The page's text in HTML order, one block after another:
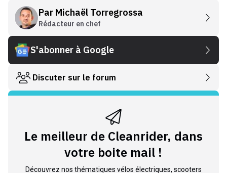
Par Michaël Torregrossa
Rédacteur en chef
S'abonner à Google
Discuter sur le forum
Le meilleur de Cleanrider, dans
votre boite mail !
Découvrez nos thématiques vélos électriques, scooters